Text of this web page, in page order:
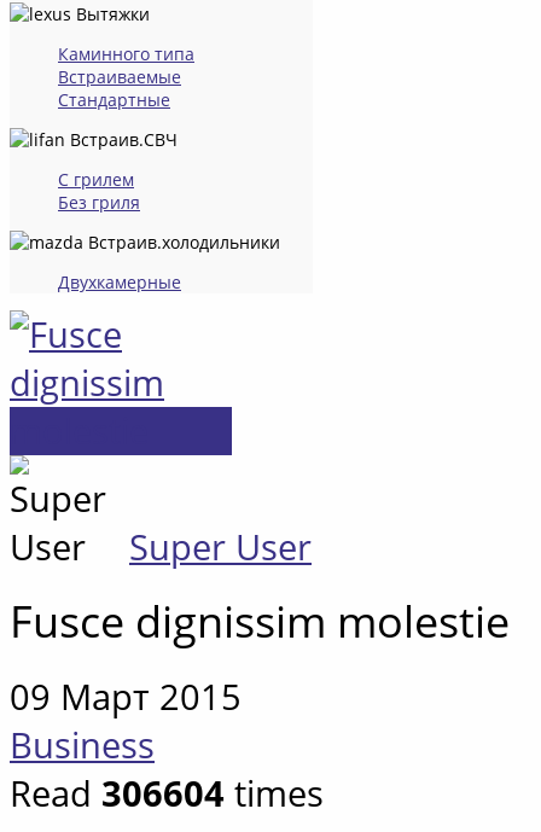
Вытяжки
Каминного типа
Встраиваемые
Стандартные
Встраив.СВЧ
С грилем
Без гриля
Встраив.холодильники
Двухкамерные
Super User
Fusce dignissim molestie
09 Март 2015
Business
Read 306604 times